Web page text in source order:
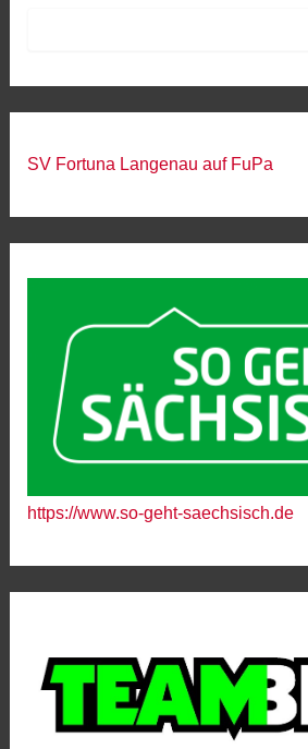
SV Fortuna Langenau auf FuPa
https://www.so-geht-saechsisch.de